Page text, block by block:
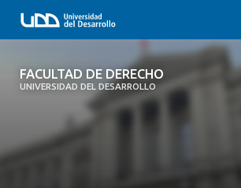
FACULTAD DE DERECHO
UNIVERSIDAD DEL DESARROLLO
FACULTAD DE DERECHO
SOBRE LA FACULTAD